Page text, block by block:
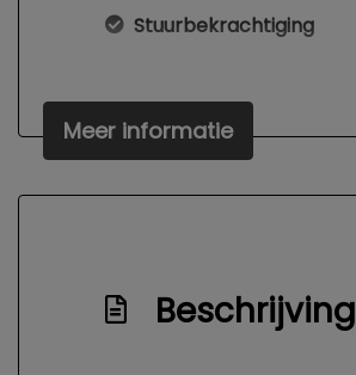
Stuurbekrachtiging
Meer informatie
Beschrijving